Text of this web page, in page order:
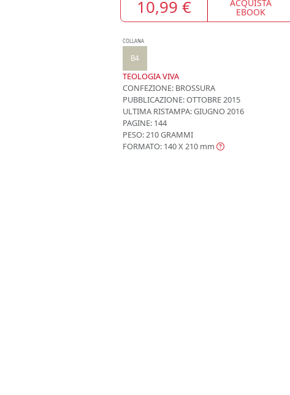
10,99 € ACQUISTA
EBOOK
COLLANA
B4
TEOLOGIA VIVA
CONFEZIONE: BROSSURA
PUBBLICAZIONE:OTTOBRE 2015
ULTIMA RISTAMPA:GIUGNO 2016
PAGINE: 144
PESO: 210 GRAMMI
FORMATO: 140 X 210 mm